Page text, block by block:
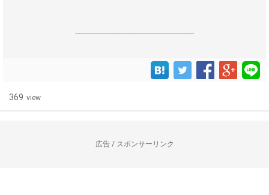
------------------------------------------------------------------
369 view
広告 / スポンサーリンク